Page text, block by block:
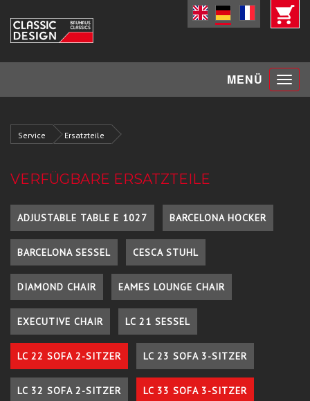
MENÜ Toggle
Service Ersatzteile
VERFÜGBARE ERSATZTEILE
ADJUSTABLE TABLE E 1027 BARCELONA HOCKER
BARCELONA SESSEL CESCA STUHL
DIAMOND CHAIR EAMES LOUNGE CHAIR
EXECUTIVE CHAIR LC 21 SESSEL
LC 22 SOFA 2-SITZER LC 23 SOFA 3-SITZER
LC 32 SOFA 2-SITZER LC 33 SOFA 3-SITZER